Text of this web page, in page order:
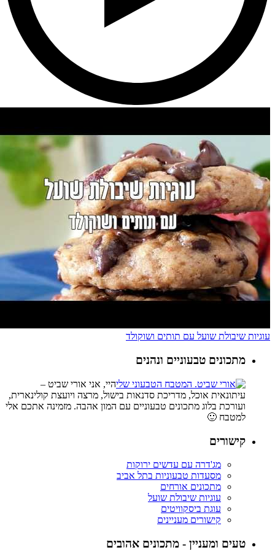
עוגיות שיבולת שועל עם תותים ושוקולד
מתכונים טבעוניים ונהנים
היי, אני אורי שביט –
עיתונאית אוכל, מדריכת סדנאות בישול, מרצה ויועצת קולינארית,
ועורכת בלוג מתכונים טבעוניים עם המון אהבה. מזמינה אתכם אלי
למטבח 🙂
קישורים
מג'דרה עם עדשים ירוקות
מסעדות טבעוניות בתל אביב
מתכונים אורחים
עוגיות שיבולת שועל
עוגת ביסקוויטים
קישורים מעניינים
טעים ומעניין - מתכונים אהובים